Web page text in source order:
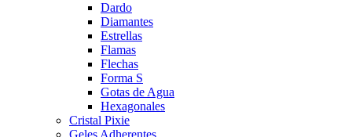
Dardo
Diamantes
Estrellas
Flamas
Flechas
Forma S
Gotas de Agua
Hexagonales
Cristal Pixie